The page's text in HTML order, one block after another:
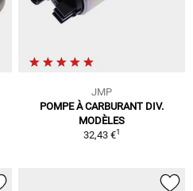
JMP
POMPE À CARBURANT DIV.
MODÈLES
32,43 €1